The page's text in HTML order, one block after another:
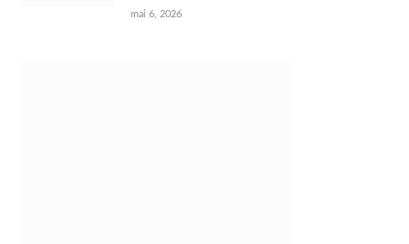
mai 6, 2026